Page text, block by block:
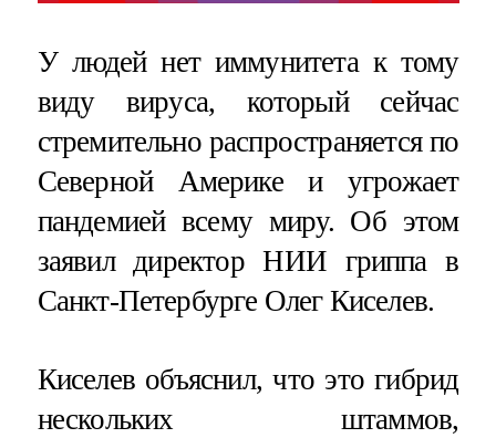
У людей нет иммунитета к тому
виду вируса, который сейчас
стремительно распространяется по
Северной Америке и угрожает
пандемией всему миру. Об этом
заявил директор НИИ гриппа в
Санкт-Петербурге Олег Киселев.
Киселев объяснил, что это гибрид
нескольких штаммов,